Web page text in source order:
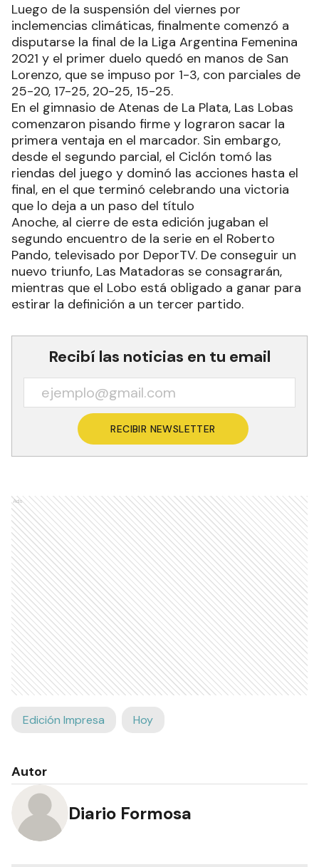
Luego de la suspensión del viernes por
inclemencias climáticas, finalmente comenzó a
disputarse la final de la Liga Argentina Femenina
2021 y el primer duelo quedó en manos de San
Lorenzo, que se impuso por 1-3, con parciales de
25-20, 17-25, 20-25, 15-25.
En el gimnasio de Atenas de La Plata, Las Lobas
comenzaron pisando firme y lograron sacar la
primera ventaja en el marcador. Sin embargo,
desde el segundo parcial, el Ciclón tomó las
riendas del juego y dominó las acciones hasta el
final, en el que terminó celebrando una victoria
que lo deja a un paso del título
Anoche, al cierre de esta edición jugaban el
segundo encuentro de la serie en el Roberto
Pando, televisado por DeporTV. De conseguir un
nuevo triunfo, Las Matadoras se consagrarán,
mientras que el Lobo está obligado a ganar para
estirar la definición a un tercer partido.
Recibí las noticias en tu email
RECIBIR NEWSLETTER
Ads
Edición Impresa Hoy
Autor
Diario Formosa